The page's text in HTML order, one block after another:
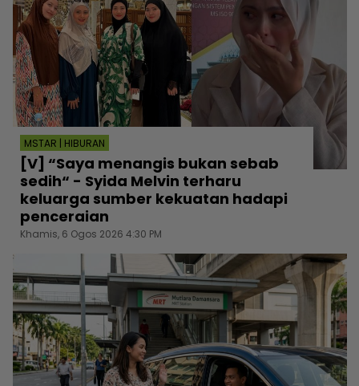
MSTAR | HIBURAN
[V] “Saya menangis bukan sebab
sedih“ - Syida Melvin terharu
keluarga sumber kekuatan hadapi
penceraian
Khamis, 6 Ogos 2026 4:30 PM